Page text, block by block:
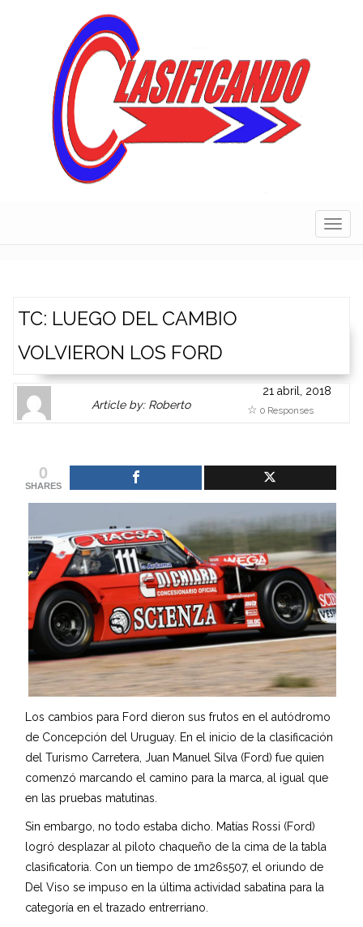
TC: LUEGO DEL CAMBIO
VOLVIERON LOS FORD
Author
Gravatar
Author
page.
Article by: Roberto
or
works.
admin
21 abril, 2018
0 Responses
0
SHARES
Los cambios para Ford dieron sus frutos en el autódromo
de Concepción del Uruguay. En el inicio de la clasificación
del Turismo Carretera, Juan Manuel Silva (Ford) fue quien
comenzó marcando el camino para la marca, al igual que
en las pruebas matutinas.
Sin embargo, no todo estaba dicho. Matías Rossi (Ford)
logró desplazar al piloto chaqueño de la cima de la tabla
clasificatoria. Con un tiempo de 1m26s507, el oriundo de
Del Viso se impuso en la última actividad sabatina para la
categoría en el trazado entrerriano.